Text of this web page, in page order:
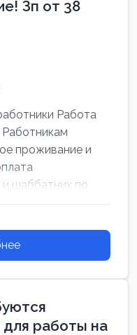
Зп от 38
Работа
проживание и
и шаббатних по
работы на